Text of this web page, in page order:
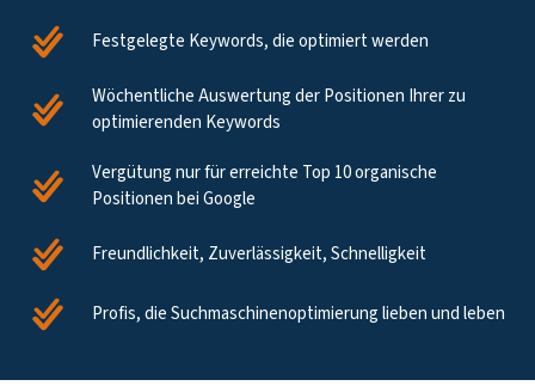
Festgelegte Keywords, die optimiert werden
Wöchentliche Auswertung der Positionen Ihrer zu
optimierenden Keywords
Vergütung nur für erreichte Top 10 organische
Positionen bei Google
Freundlichkeit, Zuverlässigkeit, Schnelligkeit
Profis, die Suchmaschinenoptimierung lieben und leben